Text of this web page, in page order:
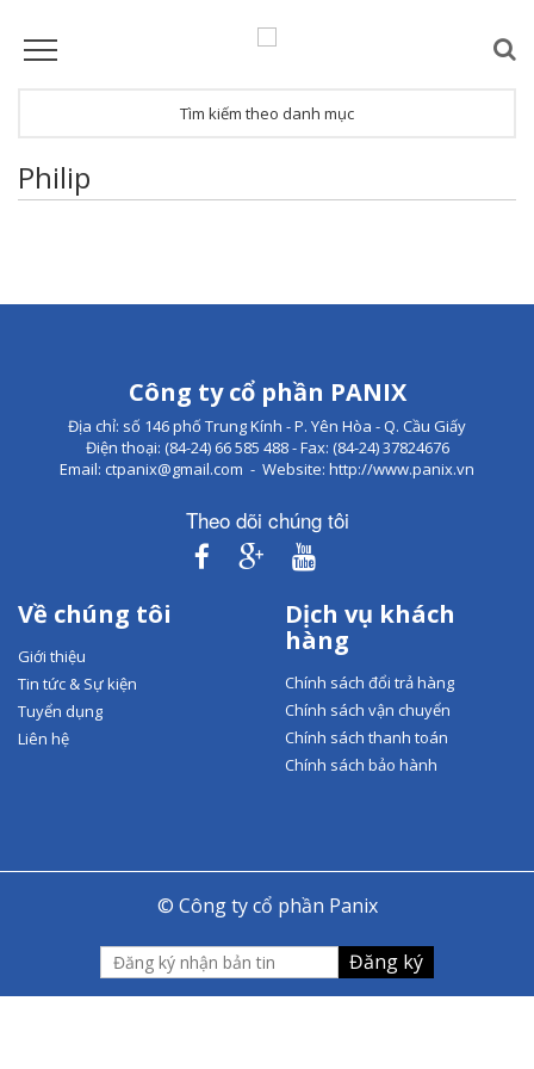
Tìm kiếm theo danh mục
Philip
Công ty cổ phần PANIX
Địa chỉ: số 146 phố Trung Kính - P. Yên Hòa - Q. Cầu Giấy
Điện thoại: (84-24) 66 585 488 - Fax: (84-24) 37824676
Email: ctpanix@gmail.com - Website: http://www.panix.vn
Theo dõi chúng tôi
Về chúng tôi
Giới thiệu
Tin tức & Sự kiện
Tuyển dụng
Liên hệ
Dịch vụ khách
hàng
Chính sách đổi trả hàng
Chính sách vận chuyển
Chính sách thanh toán
Chính sách bảo hành
© Công ty cổ phần Panix
Đăng ký